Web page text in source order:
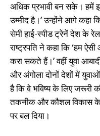
अधिक प्रभावी बन सके। हमें
उम्मीद है।’ उन्होंने आगे कहा
सेमी हाई-स्पीड ट्रेनें देश के रेल
राष्ट्रपति ने कहा कि ‘हम
करा सकते हैं।’ वहीं युवा
और अंगोला दोनों देशों में
है कि वे भविष्य के लिए जरूरी
तकनीक और कौशल विकास के
पर बल दिया।